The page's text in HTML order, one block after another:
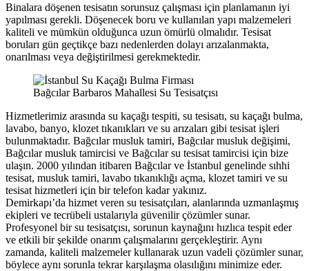
Binalara döşenen tesisatın sorunsuz çalışması için planlamanın iyi
yapılması gerekli. Döşenecek boru ve kullanılan yapı malzemeleri
kaliteli ve mümkün olduğunca uzun ömürlü olmalıdır. Tesisat
boruları gün geçtikçe bazı nedenlerden dolayı arızalanmakta,
onarılması veya değiştirilmesi gerekmektedir.
Bağcılar Barbaros Mahallesi Su Tesisatçısı
Hizmetlerimiz arasında su kaçağı tespiti, su tesisatı, su kaçağı bulma,
lavabo, banyo, klozet tıkanıkları ve su arızaları gibi tesisat işleri
bulunmaktadır. Bağcılar musluk tamiri, Bağcılar musluk değişimi,
Bağcılar musluk tamircisi ve Bağcılar su tesisat tamircisi için bize
ulaşın. 2000 yılından itibaren Bağcılar ve İstanbul genelinde sıhhi
tesisat, musluk tamiri, lavabo tıkanıklığı açma, klozet tamiri ve su
tesisat hizmetleri için bir telefon kadar yakınız.
Demirkapı’da hizmet veren su tesisatçıları, alanlarında uzmanlaşmış
ekipleri ve tecrübeli ustalarıyla güvenilir çözümler sunar.
Profesyonel bir su tesisatçısı, sorunun kaynağını hızlıca tespit eder
ve etkili bir şekilde onarım çalışmalarını gerçekleştirir. Aynı
zamanda, kaliteli malzemeler kullanarak uzun vadeli çözümler sunar,
böylece aynı sorunla tekrar karşılaşma olasılığını minimize eder.